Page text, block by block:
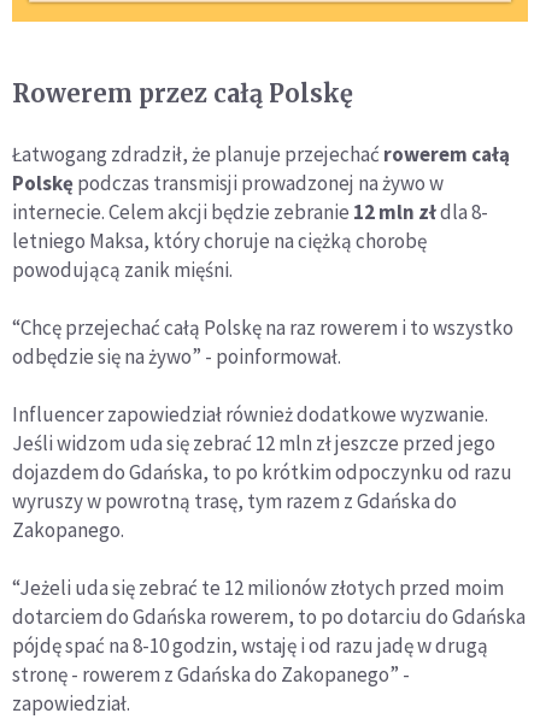
Rowerem przez całą Polskę
Łatwogang zdradził, że planuje przejechać rowerem całą
Polskępodczas transmisji prowadzonej na żywo w
internecie. Celem akcji będzie zebranie 12 mln złdla 8-
letniego Maksa, który choruje na ciężką chorobę
powodującą zanik mięśni.
“Chcę przejechać całą Polskę na raz rowerem i to wszystko
odbędzie się na żywo” - poinformował.
Influencer zapowiedział również dodatkowe wyzwanie.
Jeśli widzom uda się zebrać 12 mln zł jeszcze przed jego
dojazdem do Gdańska, to po krótkim odpoczynku od razu
wyruszy w powrotną trasę, tym razem z Gdańska do
Zakopanego.
“Jeżeli uda się zebrać te 12 milionów złotych przed moim
dotarciem do Gdańska rowerem, to po dotarciu do Gdańska
pójdę spać na 8-10 godzin, wstaję i od razu jadę w drugą
stronę - rowerem z Gdańska do Zakopanego” -
zapowiedział.